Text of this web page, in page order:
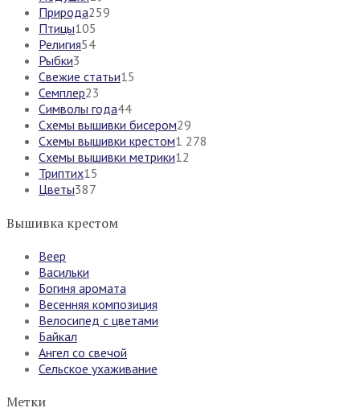
Природа259
Птицы105
Религия54
Рыбки3
Свежие статьи15
Семплер23
Символы года44
Схемы вышивки бисером29
Схемы вышивки крестом1 278
Схемы вышивки метрики12
Триптих15
Цветы387
Вышивка крестом
Веер
Васильки
Богиня аромата
Весенняя композиция
Велосипед с цветами
Байкал
Ангел со свечой
Сельское ухаживание
Метки